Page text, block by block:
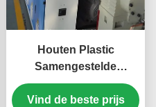
Houten Plastic
Samengestelde
Uitdrijvingslijn met
Tweelingschroefextruder,
Vind de beste prijs